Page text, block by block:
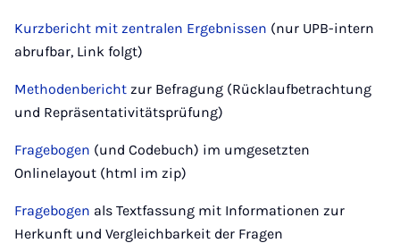
Kurzbericht mit zentralen Ergebnissen (nur UPB-intern
abrufbar, Link folgt)
Methodenbericht zur Befragung (Rücklaufbetrachtung
und Repräsentativitätsprüfung)
Fragebogen (und Codebuch) im umgesetzten
Onlinelayout (html im zip)
Fragebogen als Textfassung mit Informationen zur
Herkunft und Vergleichbarkeit der Fragen